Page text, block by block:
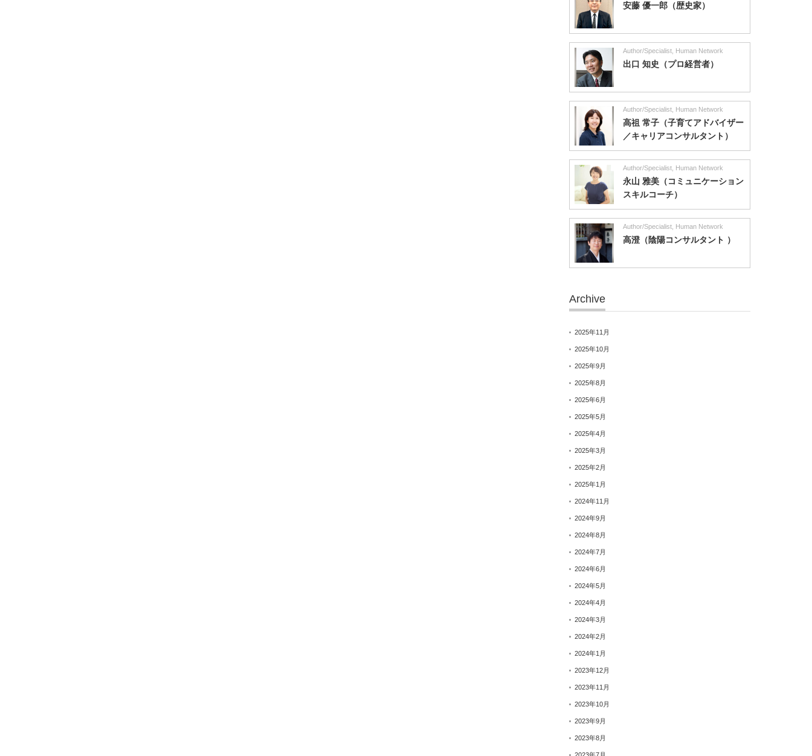
安藤 優一郎（歴史家）
Author/Specialist Human Network
出口 知史（プロ経営者）
Author/Specialist Human Network
高祖 常子（子育てアドバイザー
／キャリアコンサルタント）
Author/Specialist Human Network
永山 雅美（コミュニケーション
スキルコーチ）
Author/Specialist Human Network
高澄（陰陽コンサルタント ）
Archive
2025年11月
2025年10月
2025年9月
2025年8月
2025年6月
2025年5月
2025年4月
2025年3月
2025年2月
2025年1月
2024年11月
2024年9月
2024年8月
2024年7月
2024年6月
2024年5月
2024年4月
2024年3月
2024年2月
2024年1月
2023年12月
2023年11月
2023年10月
2023年9月
2023年8月